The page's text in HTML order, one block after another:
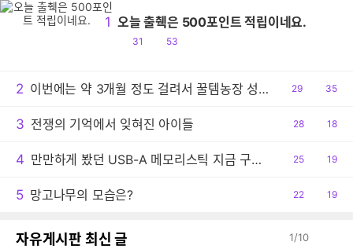
1 오늘 출췍은 500포인트 적립이네요.
공
31
댓
53
2 이번에는 약 3개월 정도 걸려서 꿀템농장 성공했네요.
공
29
댓
35
3 전쟁의 기억에서 잊혀진 아이들
공
28
댓
18
4 만만하게 봤던 USB-A 메모리스틱 지금 구입하려니 어안이 벙벙
공
25
댓
19
5 망고나무의 모습은?
공
22
댓
19
자유게시판 최신 글 1/10